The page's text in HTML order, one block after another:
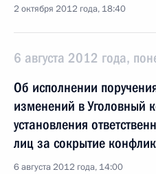
2 октября 2012 года, 18:40
6 августа 2012 года,
Об исполнении
изменений в Уголовный
установления
лиц за сокрытие
6 августа 2012 года, 14:00